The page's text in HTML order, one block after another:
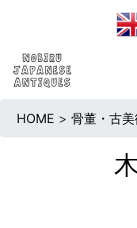
HOME > 骨董・古